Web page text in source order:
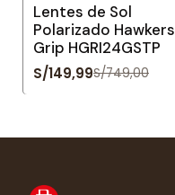
Lentes de Sol
Polarizado Hawkers
Grip HGRI24GSTP
S/149,99S/749,00